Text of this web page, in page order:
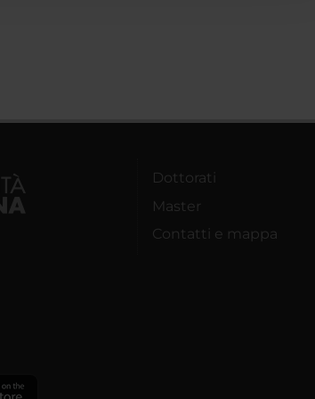
Dottorati
Master
Contatti e mappa